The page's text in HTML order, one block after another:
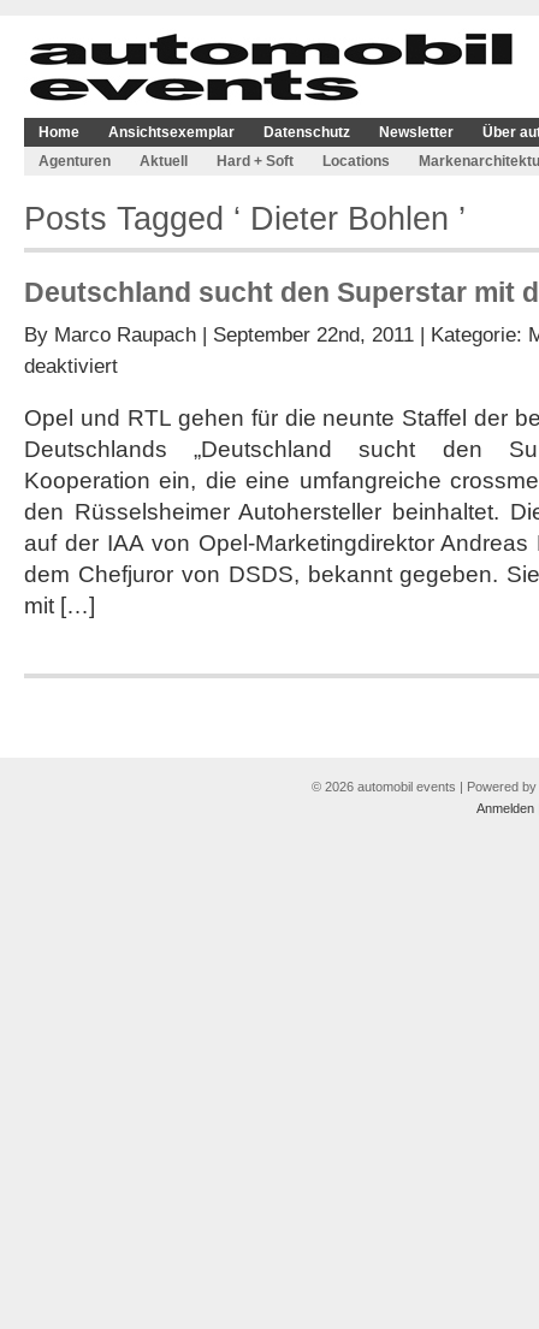
Home Ansichtsexemplar Datenschutz Newsletter
Über
Agenturen
Aktuell Hard + Soft Locations
Posts Tagged ‘ Dieter Bohlen ’
Deutschland sucht den Superstar mit
By Marco Raupach | September 22nd, 2011 | Kategorie:
deaktiviertfür
den
Superstar
dem
Opel
Astra
GTC
Opel und RTL gehen für die neunte Staffel der
Deutschlands „Deutschland sucht den
Kooperation ein, die eine umfangreiche
den Rüsselsheimer Autohersteller beinhaltet.
auf der IAA von Opel-Marketingdirektor
dem Chefjuror von DSDS, bekannt gegeben.
mit […]
© 2026 automobil events | Powered by
Anmelden|